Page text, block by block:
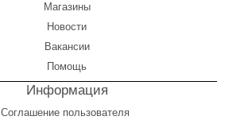
Магазины
Новости
Вакансии
Помощь
Информация
Соглашение пользователя